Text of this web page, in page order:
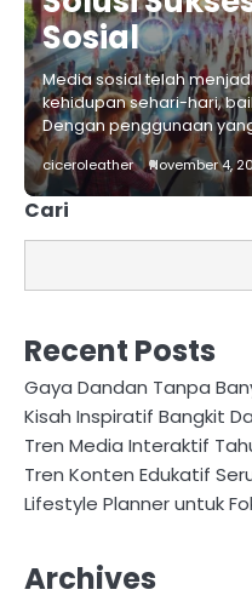
Sosial
Media sosial telah
kehidupan sehari-hari,
Dengan penggunaan
ciceroleather November 4,
Cari
Recent Posts
Gaya Dandan Tanpa
Kisah Inspiratif Bangkit
Tren Media Interaktif
Tren Konten Edukatif
Lifestyle Planner untuk
Archives